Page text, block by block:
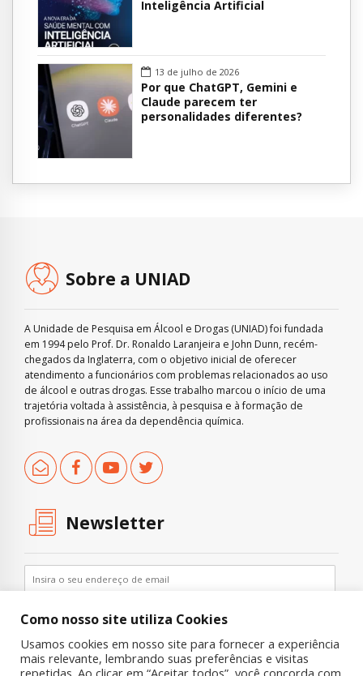
Inteligência Artificial
13 de julho de 2026
Por que ChatGPT, Gemini e
Claude parecem ter
personalidades diferentes?
Sobre a UNIAD
A Unidade de Pesquisa em Álcool e Drogas (UNIAD) foi fundada
em 1994 pelo Prof. Dr. Ronaldo Laranjeira e John Dunn, recém-
chegados da Inglaterra, com o objetivo inicial de oferecer
atendimento a funcionários com problemas relacionados ao uso
de álcool e outras drogas. Esse trabalho marcou o início de uma
trajetória voltada à assistência, à pesquisa e à formação de
profissionais na área da dependência química.
Newsletter
Como nosso site utiliza Cookies
Usamos cookies em nosso site para fornecer a experiência
mais relevante, lembrando suas preferências e visitas
repetidas. Ao clicar em “Aceitar todos”, você concorda com